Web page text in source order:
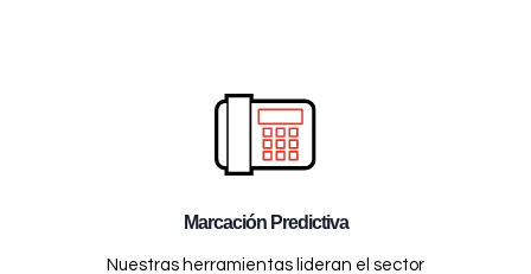
Marcación Predictiva
Nuestras herramientas lideran el sector